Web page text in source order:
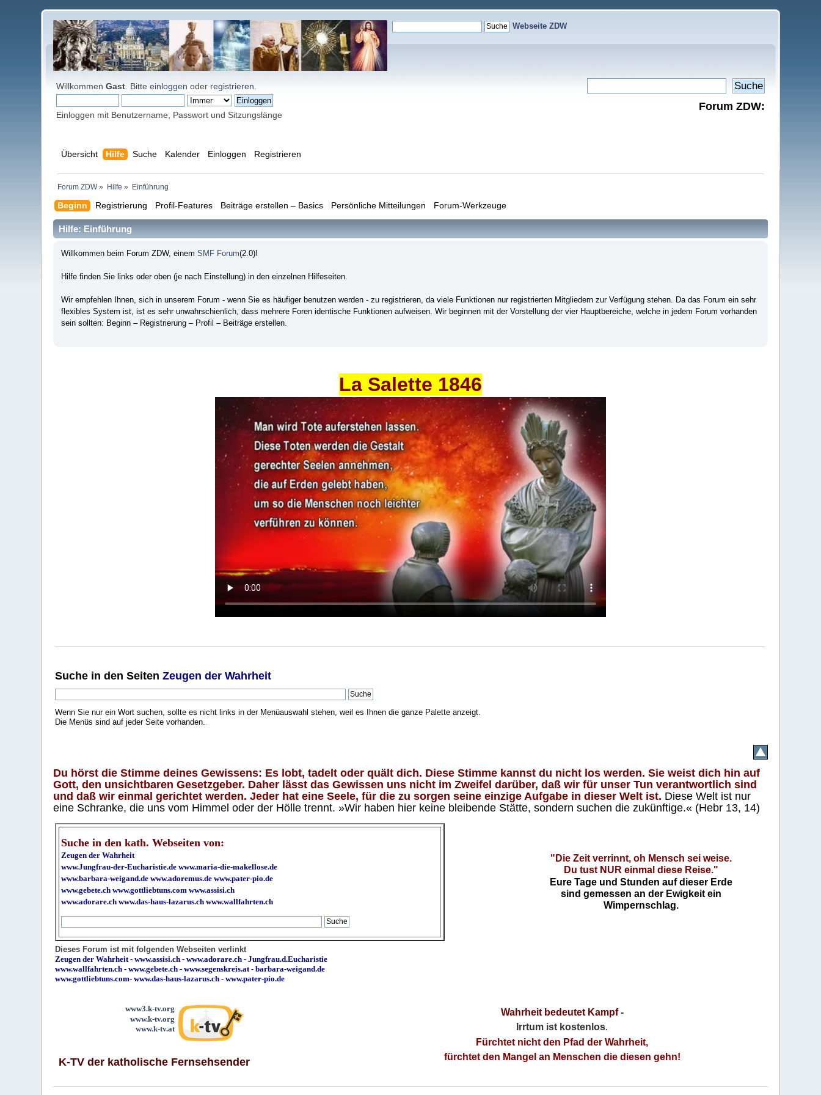
Webseite ZDW
WillkommenGast . Bitteeinloggen oder registrieren
Einloggen mit Benutzername, Passwort und Sitzungslänge
Forum ZDW:
Übersicht Hilfe Suche Kalender Einloggen Registrieren
Forum ZDW» Hilfe » Einführung
Beginn Registrierung Profil-Features Beiträge erstellen – Basics Persönliche Mitteilungen Forum-Werkzeuge
Hilfe: Einführung
Willkommen beim Forum ZDW, einem SMF Forum(2.0)!
Hilfe finden Sie links oder oben (je nach Einstellung) in den einzelnen Hilfeseiten.
Wir empfehlen Ihnen, sich in unserem Forum - wenn Sie es häufiger benutzen werden - zu registrieren, da viele Funktionen nur registrierten Mitgliedern zur Verfügung stehen. Da das Forum ein sehr
flexibles System ist, ist es sehr unwahrschienlich, dass mehrere Foren identische Funktionen aufweisen. Wir beginnen mit der Vorstellung der vier Hauptbereiche, welche in jedem Forum vorhanden
sein sollten: Beginn – Registrierung – Profil – Beiträge erstellen.
La Salette 1846
Suche in den SeitenZeugen der Wahrheit
Wenn Sie nur ein Wort suchen, sollte es nicht links in der Menüauswahl stehen, weil es Ihnen die ganze Palette anzeigt.
Die Menüs sind auf jeder Seite vorhanden..
Du hörst die Stimme deines Gewissens: Es lobt, tadelt oder quält dich. Diese Stimme kannst du nicht los werden. Sie weist dich hin auf
Gott, den unsichtbaren Gesetzgeber. Daher lässt das Gewissen uns nicht im Zweifel darüber, daß wir für unser Tun verantwortlich sind
und daß wir einmal gerichtet werden. Jeder hat eine Seele, für die zu sorgen seine einzige Aufgabe in dieser Welt ist. Diese Welt ist nur
eine Schranke, die uns vom Himmel oder der Hölle trennt. »Wir haben hier keine bleibende Stätte, sondern suchen die zukünftige.« (Hebr 13, 14)
Suche in den kath. Webseiten von:
Zeugen der Wahrheit
www.Jungfrau-der-Eucharistie.de www.maria-die-makellose.de
www.barbara-weigand.de www.adoremus.de www.pater-pio.de
www.gebete.ch www.gottliebtuns.com www.assisi.ch
www.adorare.ch www.das-haus-lazarus.ch www.wallfahrten.ch
"Die Zeit verrinnt, oh Mensch sei weise.
Du tust NUR einmal diese Reise."
Eure Tage und Stunden auf dieser Erde
sind gemessen an der Ewigkeit ein
Wimpernschlag.
Dieses Forum ist mit folgenden Webseiten verlinkt
Zeugen der Wahrheit-www.assisi.ch -www.adorare.ch -Jungfrau.d.Eucharistie
www.wallfahrten.ch -www.gebete.ch -www.segenskreis.at-barbara-weigand.de
www.gottliebtuns.com-www.das-haus-lazarus.ch - www.pater-pio.de
www3.k-tv.org
www.k-tv.org
www.k-tv.at
K-TV der katholische Fernsehsender
Wahrheit bedeutet Kampf-
Irrtum ist kostenlos.
Fürchtet nicht den Pfad der Wahrheit,
fürchtet den Mangel an Menschen die diesen gehn!